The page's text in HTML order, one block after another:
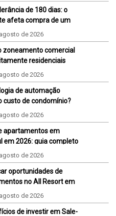
de 180 dias: o
afeta compra de um
de 2026
zoneamento comercial
residenciais
de 2026
de automação
custo de condomínio?
de 2026
apartamentos em
em 2026: guia completo
de 2026
oportunidades de
no All Resort em
de 2026
de investir em Sale-